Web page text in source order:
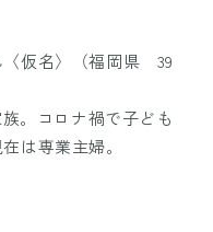
仮名〉（福岡県 39
。コロナ禍で子ども
は専業主婦。